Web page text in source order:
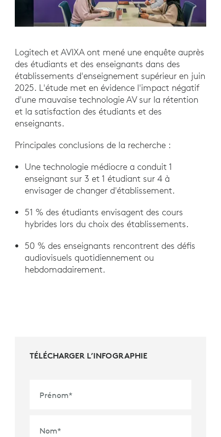
Logitech et AVIXA ont mené une enquête auprès
des étudiants et des enseignants dans des
établissements d'enseignement supérieur en juin
2025. L'étude met en évidence l'impact négatif
d'une mauvaise technologie AV sur la rétention
et la satisfaction des étudiants et des
enseignants.
Principales conclusions de la recherche :
Une technologie médiocre a conduit 1
enseignant sur 3 et 1 étudiant sur 4 à
envisager de changer d'établissement.
51 % des étudiants envisagent des cours
hybrides lors du choix des établissements.
50 % des enseignants rencontrent des défis
audiovisuels quotidiennement ou
hebdomadairement.
TÉLÉCHARGER L’INFOGRAPHIE
Prénom*
Nom*